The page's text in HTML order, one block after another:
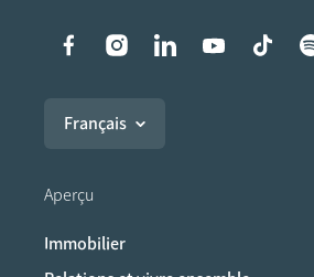
Liens vers les
Français
Aperçu
Immobilier